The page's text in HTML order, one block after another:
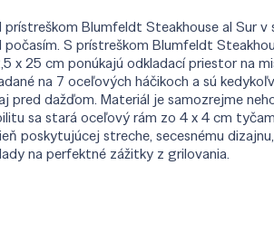
Blumfeldt Steakhouse al Sur
S prístreškom Blumfeldt
x 25 cm ponúkajú odkladací priestor na
na 7 oceľových háčikoch a sú
pred dažďom. Materiál je samozrejme
sa stará oceľový rám zo 4 x 4 cm
poskytujúcej streche, secesnému
na perfektné zážitky z grilovania.